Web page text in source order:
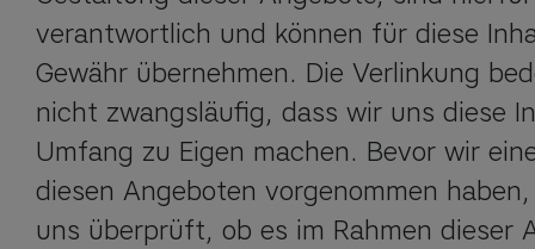
verantwortlich und können für diese
Gewähr übernehmen. Die Verlinkung
nicht zwangsläufig, dass wir uns diese
Umfang zu Eigen machen. Bevor wir
diesen Angeboten vorgenommen
uns überprüft, ob es im Rahmen dieser